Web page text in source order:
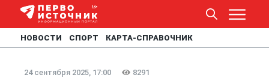
НОВОСТИ СПОРТ КАРТА-СПРАВОЧНИК
24 сентября 2025, 17:00 8291